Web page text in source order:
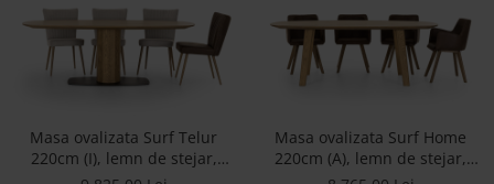
Paturi Copii
Fotolii si Demifotolii
Accesorii
Canapele
Fotolii si Demifotolii
Masa ovalizata Surf Telur
220cm (I), lemn de stejar,
finisaj Castle Oak, stil
Masa ovalizata Surf Home
220cm (A), lemn de stejar,
finisaj Castle Oak, stil